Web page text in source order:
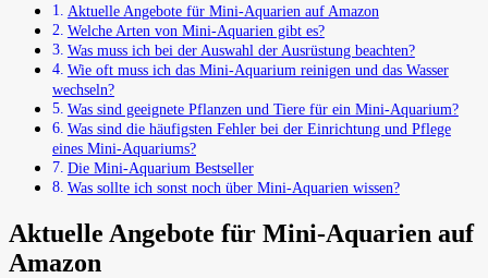
Aktuelle Angebote für Mini-Aquarien auf Amazon
Welche Arten von Mini-Aquarien gibt es?
Was muss ich bei der Auswahl der Ausrüstung beachten?
Wie oft muss ich das Mini-Aquarium reinigen und das Wasser
wechseln?
Was sind geeignete Pflanzen und Tiere für ein Mini-Aquarium?
Was sind die häufigsten Fehler bei der Einrichtung und Pflege
eines Mini-Aquariums?
Die Mini-Aquarium Bestseller
Was sollte ich sonst noch über Mini-Aquarien wissen?
Aktuelle Angebote für Mini-Aquarien auf
Amazon